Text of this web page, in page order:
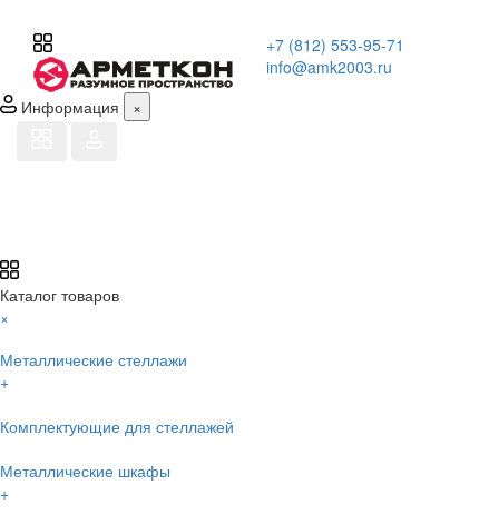
+7 (812) 553-95-71
info@amk2003.ru
Информация
×
Каталог товаров
×
Металлические стеллажи
+
Комплектующие для стеллажей
Металлические шкафы
+